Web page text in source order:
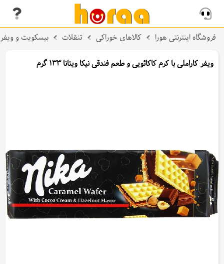
فروشگاه اینترنتی هورا کالاهای خوراکی تنقلات بیسکویت و ویفر
ویفر کاراملی با کرم کاکائویی و طعم فندقی نیکا ویتانا 133 گرم